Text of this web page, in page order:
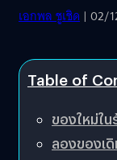
เอกพล ชูเชิด | 02/
Table of
ของใหม่ใน
ลองของเ